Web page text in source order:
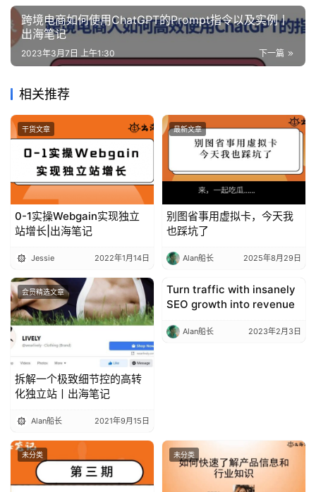
推
广
营
实
战
享
案
例
拆
操
盘
手
C
l
u
干
货
精
选
跨境电商如何使用ChatGPT的Prompt指令以及实例丨
出海笔记
下一篇
2023年3月7日 上午1:30
相关推荐
干货文章
0-1实操Webgain实现独立
站增长|出海笔记
Jessie 2022年1月14日
最新文章
别图省事用虚拟卡，今天我
也踩坑了
Alan船长 2025年8月29日
会员精选文章
拆解一个极致细节控的高转
化独立站丨出海笔记
Alan船长 2021年9月15日
Entrepreneurship
Turn traffic with insanely
SEO growth into revenue
Alan船长 2023年2月3日
未分类 未分类